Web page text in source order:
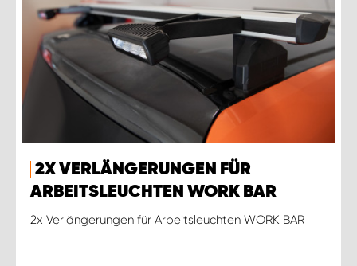
2X VERLÄNGERUNGEN FÜR
ARBEITSLEUCHTEN WORK BAR
2x Verlängerungen für Arbeitsleuchten WORK BAR